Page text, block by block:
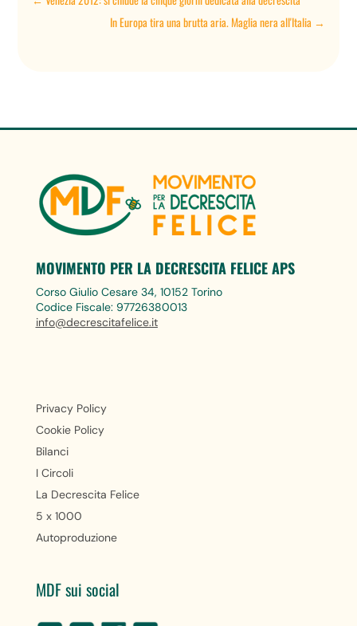
In Europa tira una brutta aria. Maglia nera all'Italia→
MOVIMENTO PER LA DECRESCITA FELICE APS
Corso Giulio Cesare 34, 10152 Torino
Codice Fiscale: 97726380013
info@decrescitafelice.it
Privacy Policy
Cookie Policy
Bilanci
I Circoli
La Decrescita Felice
5 x 1000
Autoproduzione
MDF sui social